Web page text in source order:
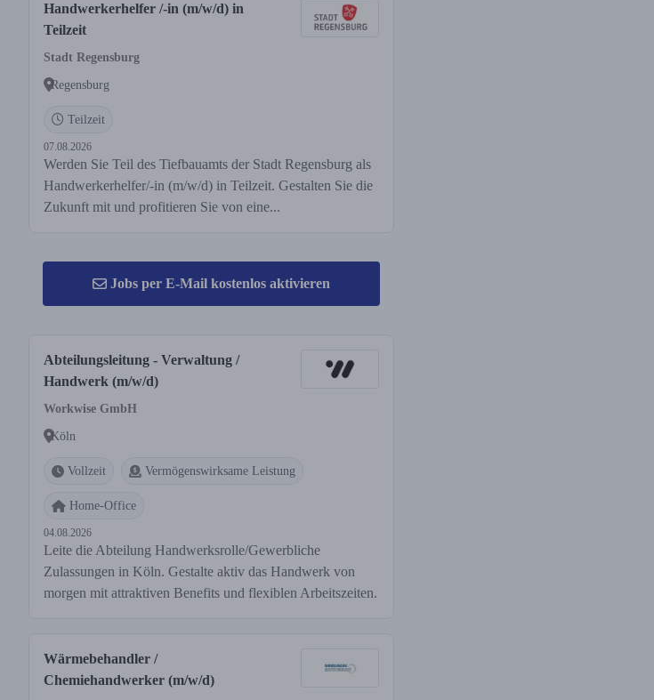
Handwerkerhelfer /-in (m/w/d) in
Teilzeit
Stadt Regensburg
Regensburg
Teilzeit
07.08.2026
Werden Sie Teil des Tiefbauamts der Stadt Regensburg als
Handwerkerhelfer/-in (m/w/d) in Teilzeit. Gestalten Sie die
Zukunft mit und profitieren Sie von eine...
Jobs per E-Mail kostenlos aktivieren
Abteilungsleitung - Verwaltung /
Handwerk (m/w/d)
Workwise GmbH
Köln
Vollzeit Vermögenswirksame Leistung
Home-Office
04.08.2026
Leite die Abteilung Handwerksrolle/Gewerbliche
Zulassungen in Köln. Gestalte aktiv das Handwerk von
morgen mit attraktiven Benefits und flexiblen Arbeitszeiten.
Wärmebehandler /
Chemiehandwerker (m/w/d)